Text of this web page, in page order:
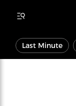
Last Minute